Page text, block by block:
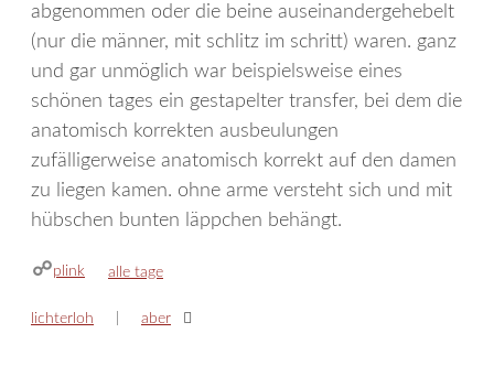
abgenommen oder die beine auseinandergehebelt
(nur die männer, mit schlitz im schritt) waren. ganz
und gar unmöglich war beispielsweise eines
schönen tages ein gestapelter transfer, bei dem die
anatomisch korrekten ausbeulungen
zufälligerweise anatomisch korrekt auf den damen
zu liegen kamen. ohne arme versteht sich und mit
hübschen bunten läppchen behängt.
plink kategorien
alle tage
lichterloh aber